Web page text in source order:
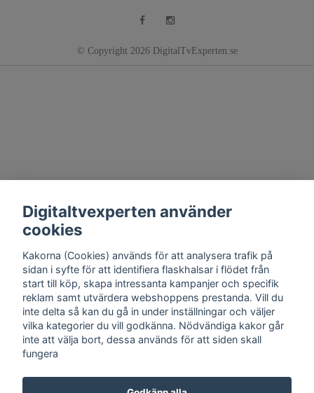
© Copyright 2026 DigitalTvExperten.se
Digitaltvexperten använder
cookies
Kakorna (Cookies) används för att analysera trafik på
sidan i syfte för att identifiera flaskhalsar i flödet från
start till köp, skapa intressanta kampanjer och specifik
reklam samt utvärdera webshoppens prestanda. Vill du
inte delta så kan du gå in under inställningar och väljer
vilka kategorier du vill godkänna. Nödvändiga kakor går
inte att välja bort, dessa används för att siden skall
fungera